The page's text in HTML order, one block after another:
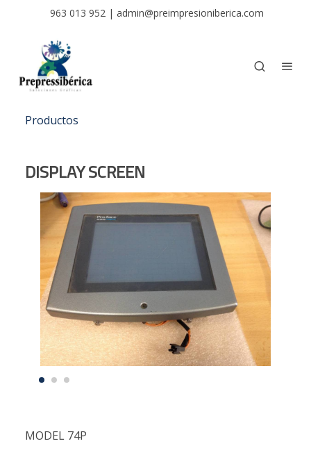
963 013 952 | admin@preimpresioniberica.com
Productos
DISPLAY SCREEN
MODEL 74P